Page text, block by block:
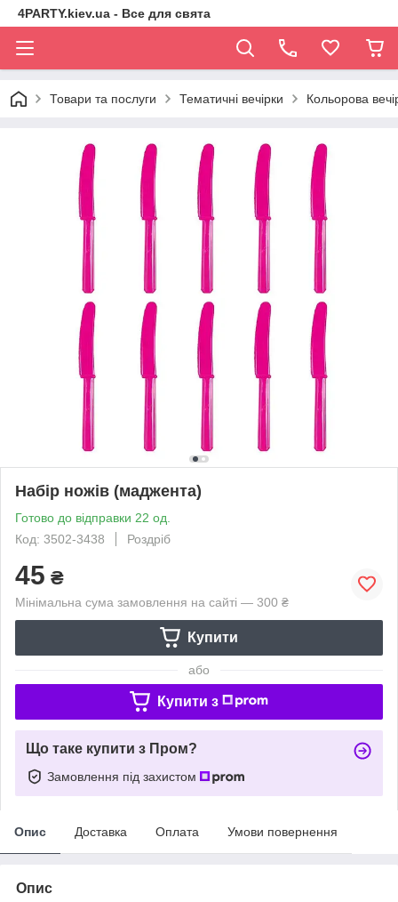
4PARTY.kiev.ua - Все для свята
Товари та послуги Тематичні вечірки Кольорова
Набір ножів (маджента)
Готово до відправки 22 од.
Код: 3502-3438
Роздріб
45 ₴
Мінімальна сума замовлення на сайті — 300 ₴
Купити
або
Купити з
Що таке купити з Пром?
Замовлення під захистом
Опис Доставка Оплата Умови повернення
Опис